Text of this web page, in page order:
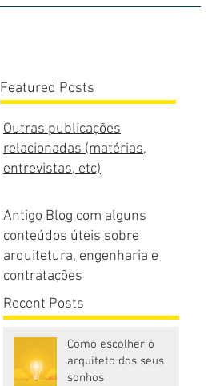
Featured Posts
Outras publicações
relacionadas (matérias,
entrevistas, etc)
Antigo Blog com alguns
conteúdos úteis sobre
arquitetura, engenharia e
contratações
Recent Posts
Como escolher o
arquiteto dos seus
sonhos